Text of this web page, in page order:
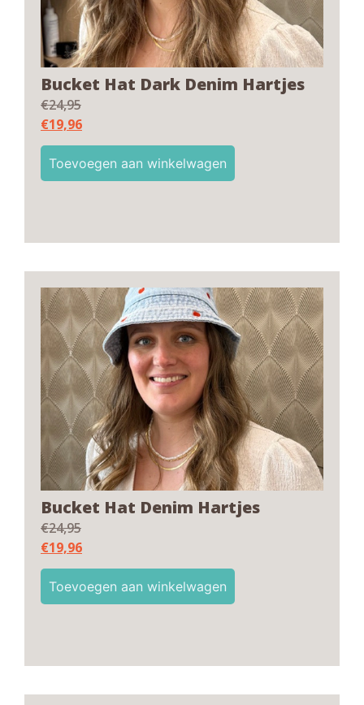
Bucket Hat Dark Denim Hartjes
€24,95
€19,96
Toevoegen aan winkelwagen
Bucket Hat Denim Hartjes
€24,95
€19,96
Toevoegen aan winkelwagen